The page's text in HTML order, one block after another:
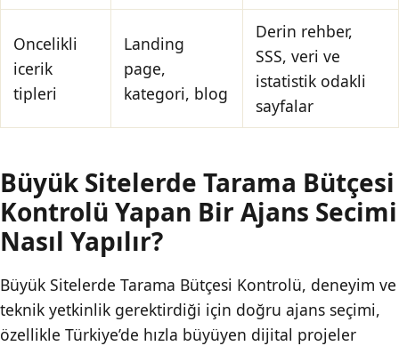
Oncelikli
icerik
tipleri
Landing
page,
kategori, blog
Derin rehber,
SSS, veri ve
istatistik odakli
sayfalar
Büyük Sitelerde Tarama Bütçesi
Kontrolü Yapan Bir Ajans Secimi
Nasıl Yapılır?
Büyük Sitelerde Tarama Bütçesi Kontrolü, deneyim ve
teknik yetkinlik gerektirdiği için doğru ajans seçimi,
özellikle Türkiye’de hızla büyüyen dijital projeler